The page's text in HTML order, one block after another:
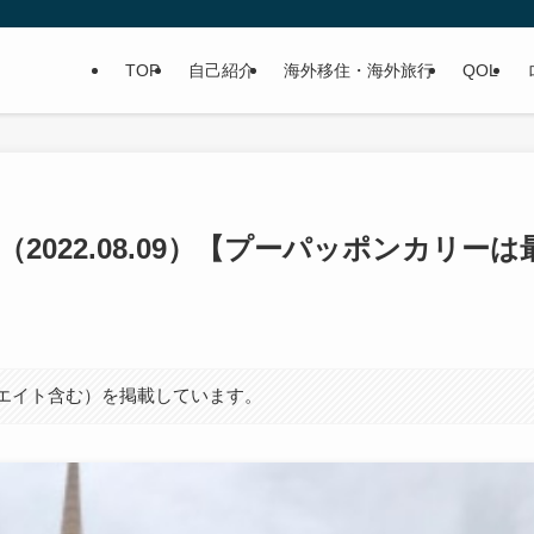
TOP 自己紹介 海外移住・海外旅行 QOL
2022.08.09）【プーパッポンカリーは
ト含む）を掲載しています。